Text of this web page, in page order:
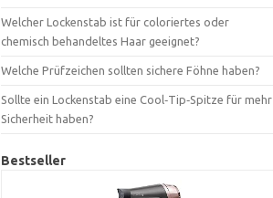
Welcher Lockenstab ist für coloriertes oder
chemisch behandeltes Haar geeignet?
Welche Prüfzeichen sollten sichere Föhne haben?
Sollte ein Lockenstab eine Cool‑Tip‑Spitze für mehr
Sicherheit haben?
Bestseller